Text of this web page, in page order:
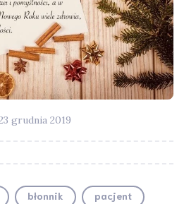
grudnia 2019
błonnik pacjent